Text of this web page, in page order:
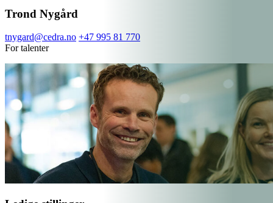
Trond Nygård
tnygard@cedra.no +47 995 81 770
For talenter